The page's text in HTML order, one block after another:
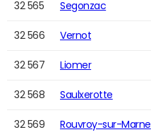
32 565 Segonzac
32 566 Vernot
32 567 Liomer
32 568 Saulxerotte
32 569 Rouvroy-sur-Marne